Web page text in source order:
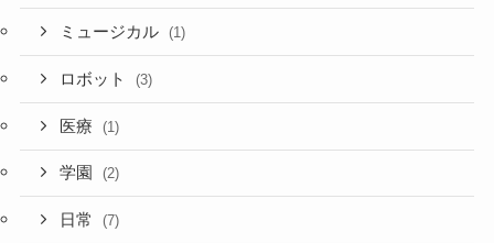
ミュージカル (1)
ロボット (3)
医療 (1)
学園 (2)
日常 (7)